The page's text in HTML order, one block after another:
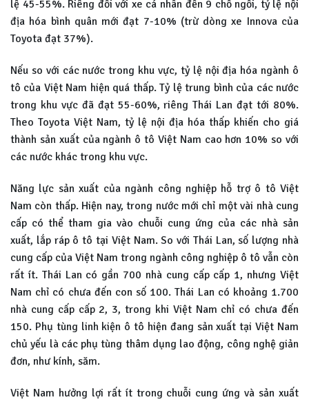
lệ 45-55%. Riêng đối với xe cá nhân đến 9 chỗ ngồi, tỷ lệ nội
địa hóa bình quân mới đạt 7-10% (trừ dòng xe Innova của
Toyota đạt 37%).
Nếu so với các nước trong khu vực, tỷ lệ nội địa hóa ngành ô
tô của Việt Nam hiện quá thấp. Tỷ lệ trung bình của các nước
trong khu vực đã đạt 55-60%, riêng Thái Lan đạt tới 80%.
Theo Toyota Việt Nam, tỷ lệ nội địa hóa thấp khiến cho giá
thành sản xuất của ngành ô tô Việt Nam cao hơn 10% so với
các nước khác trong khu vực.
Năng lực sản xuất của ngành công nghiệp hỗ trợ ô tô Việt
Nam còn thấp. Hiện nay, trong nước mới chỉ một vài nhà cung
cấp có thể tham gia vào chuỗi cung ứng của các nhà sản
xuất, lắp ráp ô tô tại Việt Nam. So với Thái Lan, số lượng nhà
cung cấp của Việt Nam trong ngành công nghiệp ô tô vẫn còn
rất ít. Thái Lan có gần 700 nhà cung cấp cấp 1, nhưng Việt
Nam chỉ có chưa đến con số 100. Thái Lan có khoảng 1.700
nhà cung cấp cấp 2, 3, trong khi Việt Nam chỉ có chưa đến
150. Phụ tùng linh kiện ô tô hiện đang sản xuất tại Việt Nam
chủ yếu là các phụ tùng thâm dụng lao động, công nghệ giản
đơn, như kính, săm.
Việt Nam hưởng lợi rất ít trong chuỗi cung ứng và sản xuất